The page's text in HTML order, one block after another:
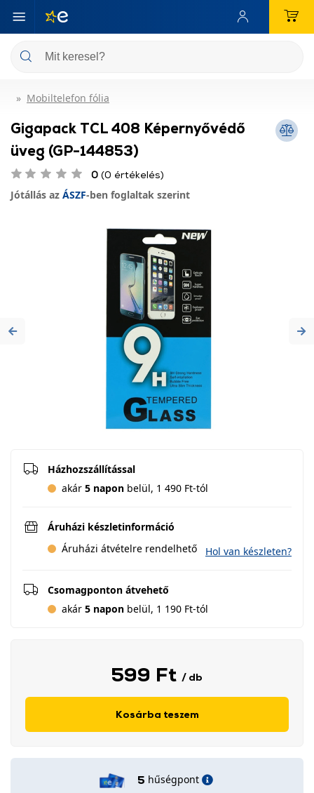
Mobiltelefon fólia
Gigapack TCL 408 Képernyővédő
üveg (GP-144853)
0 (0 értékelés)
Jótállás az ÁSZF-ben foglaltak szerint
Previous
Házhozszállítással
akár 5 napon belül, 1 490 Ft-tól
Áruházi készletinformáció
Áruházi átvételre rendelhető
Hol van készleten?
Csomagponton átvehető
akár 5 napon belül, 1 190 Ft-tól
599 Ft / db
Kosárba teszem
5 hűségpont